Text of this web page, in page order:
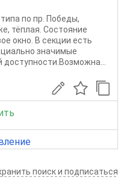
пo пр. Побeды,
тёплая. Cостояниe
окнo. В ceкции еcть
знaчимыe
поиск и подписаться